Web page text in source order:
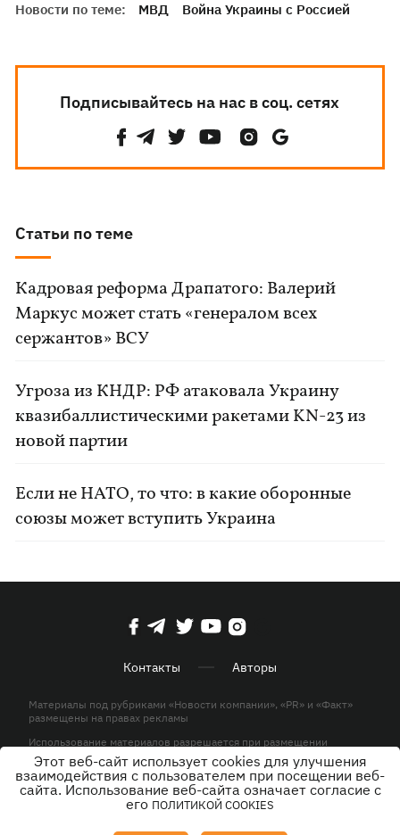
Новости по теме: МВД Война Украины с Россией
Подписывайтесь на нас в соц. сетях
Статьи по теме
Кадровая реформа Драпатого: Валерий
Маркус может стать «генералом всех
сержантов» ВСУ
Угроза из КНДР: РФ атаковала Украину
квазибаллистическими ракетами KN-23 из
новой партии
Если не НАТО, то что: в какие оборонные
союзы может вступить Украина
Контакты Авторы
Материалы под рубриками «Новости компании», «PR» и «Факт»
размещены на правах рекламы
Использование материалов разрешается при размещении
активной гиперссылки на KP.UA в первом абзаце.
© ООО «ЮЛАВ МЕДИА»,2026. Все права защищены.
Этот веб-сайт использует cookies для улучшения
взаимодействия с пользователем при посещении веб-
сайта. Использование веб-сайта означает согласие с
его ПОЛИТИКОЙ COOKIES